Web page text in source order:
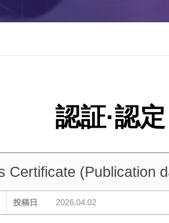
Certificate (Publication
投稿日 2026.04.02